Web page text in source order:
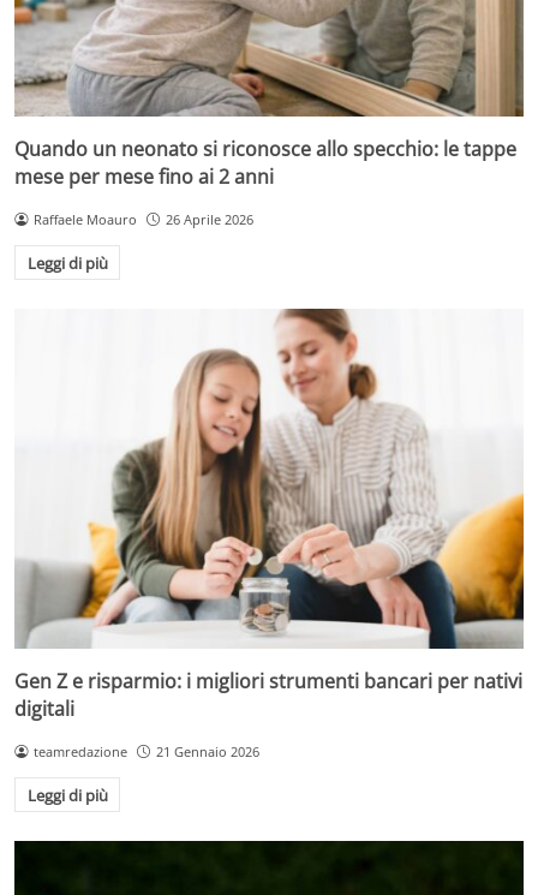
Quando un neonato si riconosce allo specchio: le tappe
mese per mese fino ai 2 anni
Raffaele Moauro 26 Aprile 2026
Leggi di più
Gen Z e risparmio: i migliori strumenti bancari per nativi
digitali
teamredazione 21 Gennaio 2026
Leggi di più